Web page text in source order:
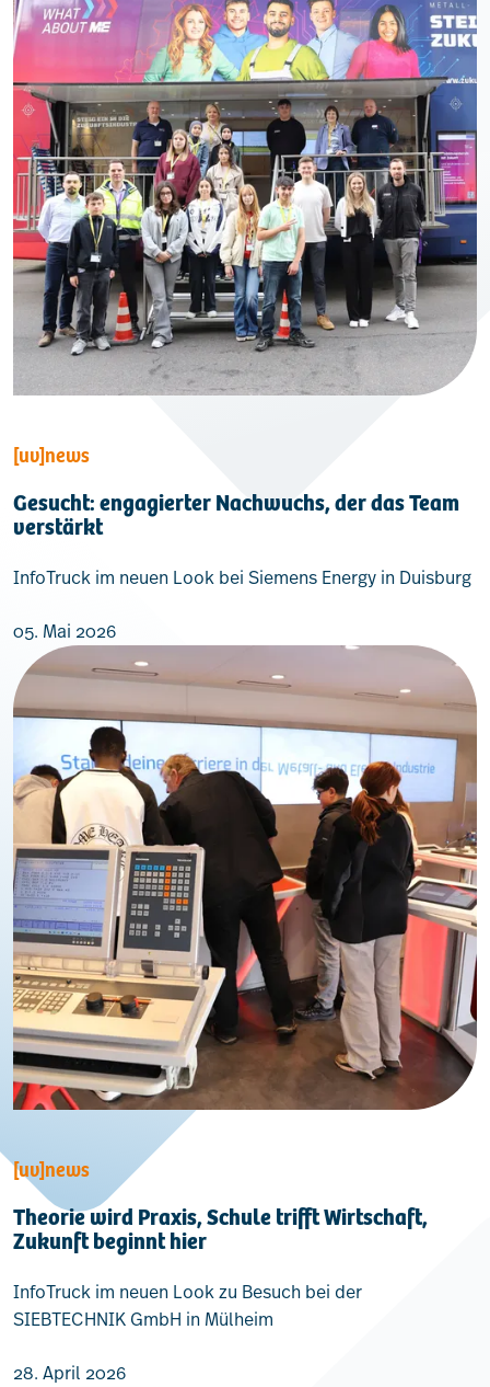
[uv]news
Gesucht: engagierter Nachwuchs, der das Team
verstärkt
InfoTruck im neuen Look bei Siemens Energy in Duisburg
05. Mai 2026
[uv]news
Theorie wird Praxis, Schule trifft Wirtschaft,
Zukunft beginnt hier
InfoTruck im neuen Look zu Besuch bei der
SIEBTECHNIK GmbH in Mülheim
28. April 2026